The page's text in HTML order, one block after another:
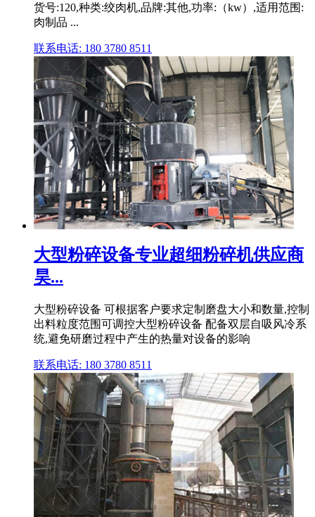
货号:120,种类:绞肉机,品牌:其他,功率:（kw）,适用范围:
肉制品 ...
联系电话: 180 3780 8511
大型粉碎设备专业超细粉碎机供应商
昊...
大型粉碎设备 可根据客户要求定制磨盘大小和数量,控制
出料粒度范围可调控大型粉碎设备 配备双层自吸风冷系
统,避免研磨过程中产生的热量对设备的影响
联系电话: 180 3780 8511